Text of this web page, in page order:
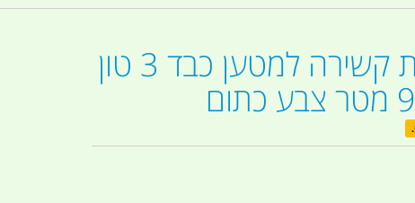
רצ'ט רצועת קשירה למטען כבד 3 טון